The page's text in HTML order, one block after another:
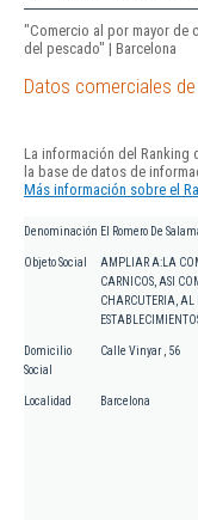
"Comercio al por mayor de
del pescado" | Barcelona
Datos comerciales
La información del Ranking
la base de datos de
Más información sobre el
Denominación El Romero De
Objeto Social
AMPLIAR A:LA
CARNICOS, ASI
CHARCUTERIA, AL
Domicilio
Social
Calle Vinyar , 56
Localidad Barcelona